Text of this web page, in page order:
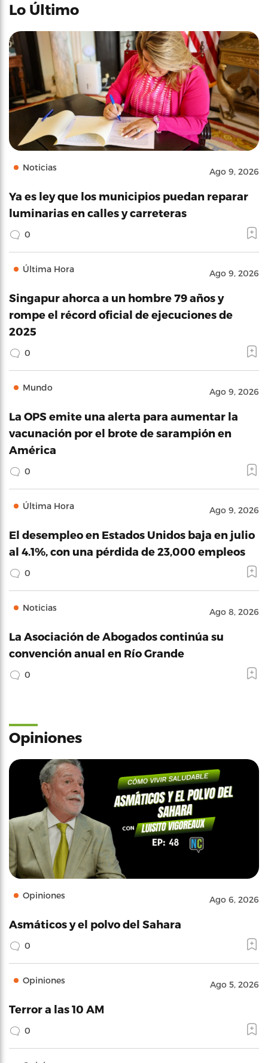
Lo Último
Noticias Ago 9, 2026
Ya es ley que los municipios puedan reparar
luminarias en calles y carreteras
0
Última Hora Ago 9, 2026
Singapur ahorca a un hombre 79 años y
rompe el récord oficial de ejecuciones de
2025
0
Mundo Ago 9, 2026
La OPS emite una alerta para aumentar la
vacunación por el brote de sarampión en
América
0
Última Hora Ago 9, 2026
El desempleo en Estados Unidos baja en julio
al 4.1%, con una pérdida de 23,000 empleos
0
Noticias Ago 8, 2026
La Asociación de Abogados continúa su
convención anual en Río Grande
0
Opiniones
Opiniones Ago 6, 2026
Asmáticos y el polvo del Sahara
0
Opiniones Ago 5, 2026
Terror a las 10 AM
0